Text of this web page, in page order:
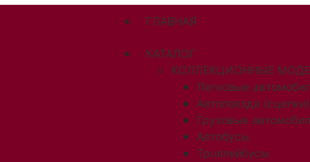
ГЛАВНАЯ
КАТАЛОГ
КОЛЛЕКЦИОННЫЕ
Легковые
Автопоезда
Грузовые
Автобусы
Троллейбусы